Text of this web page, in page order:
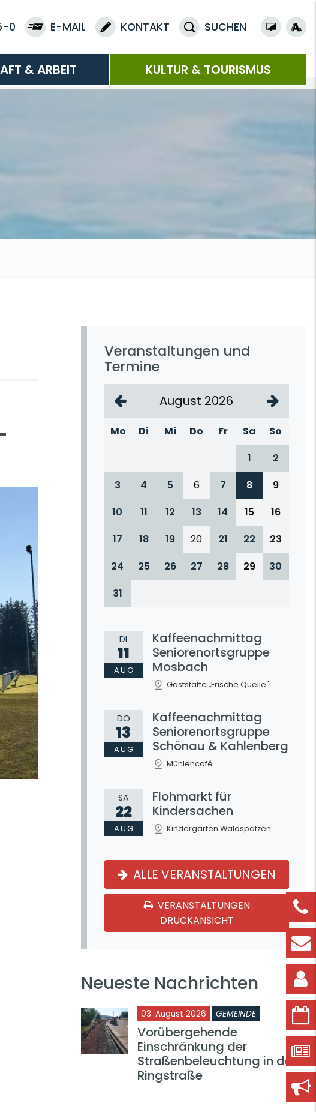
0 E-MAIL KONTAKT SUCHEN
& ARBEIT KULTUR & TOURISMUS
Veranstaltungen und
Termine
August 2026
Mo Di Mi Do Fr Sa
So
1
2
3
4 5 6 7 8
9
10
11 12 13 14 15
16
17
18 19 20 21 22
23
24
25 26 27 28 29
30
31
DI
11
AUG
Kaffeenachmittag
Seniorenortsgruppe
Mosbach
Gaststätte „Frische Quelle"
DO
13
AUG
Kaffeenachmittag
Seniorenortsgruppe
Schönau & Kahlenberg
Mühlencafé
SA
22
AUG
Flohmarkt für
Kindersachen
Kindergarten Waldspatzen
ALLE VERANSTALTUNGEN
VERANSTALTUNGEN
DRUCKANSICHT
Neueste Nachrichten
03. August 2026 GEMEINDE
Vorübergehende
Einschränkung der
Straßenbeleuchtung in der
Ringstraße